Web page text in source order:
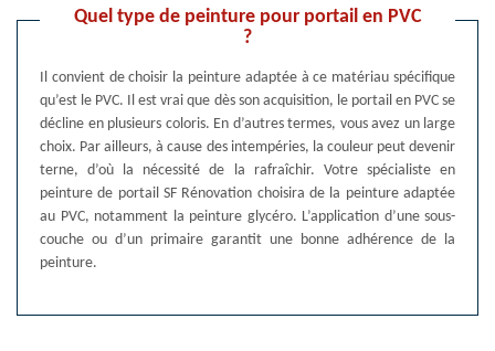
Quel type de peinture pour portail en PVC
?
Il convient de choisir la peinture adaptée à ce matériau spécifique
qu’est le PVC. Il est vrai que dès son acquisition, le portail en PVC se
décline en plusieurs coloris. En d’autres termes, vous avez un large
choix. Par ailleurs, à cause des intempéries, la couleur peut devenir
terne, d’où la nécessité de la rafraîchir. Votre spécialiste en
peinture de portail SF Rénovation choisira de la peinture adaptée
au PVC, notamment la peinture glycéro. L’application d’une sous-
couche ou d’un primaire garantit une bonne adhérence de la
peinture.